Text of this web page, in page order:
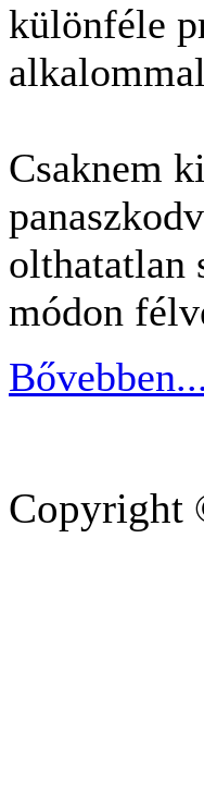
különféle
Csaknem
olthatatlan
módon
Bővebben...
Copyright